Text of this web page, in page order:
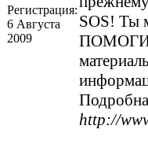
Регистрация:
6 Августа
2009
SOS! Ты
http://